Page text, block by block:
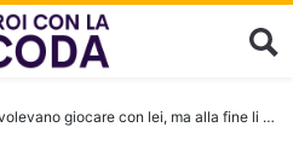
con lei, ma alla fine li ha conquistati con il suo amore